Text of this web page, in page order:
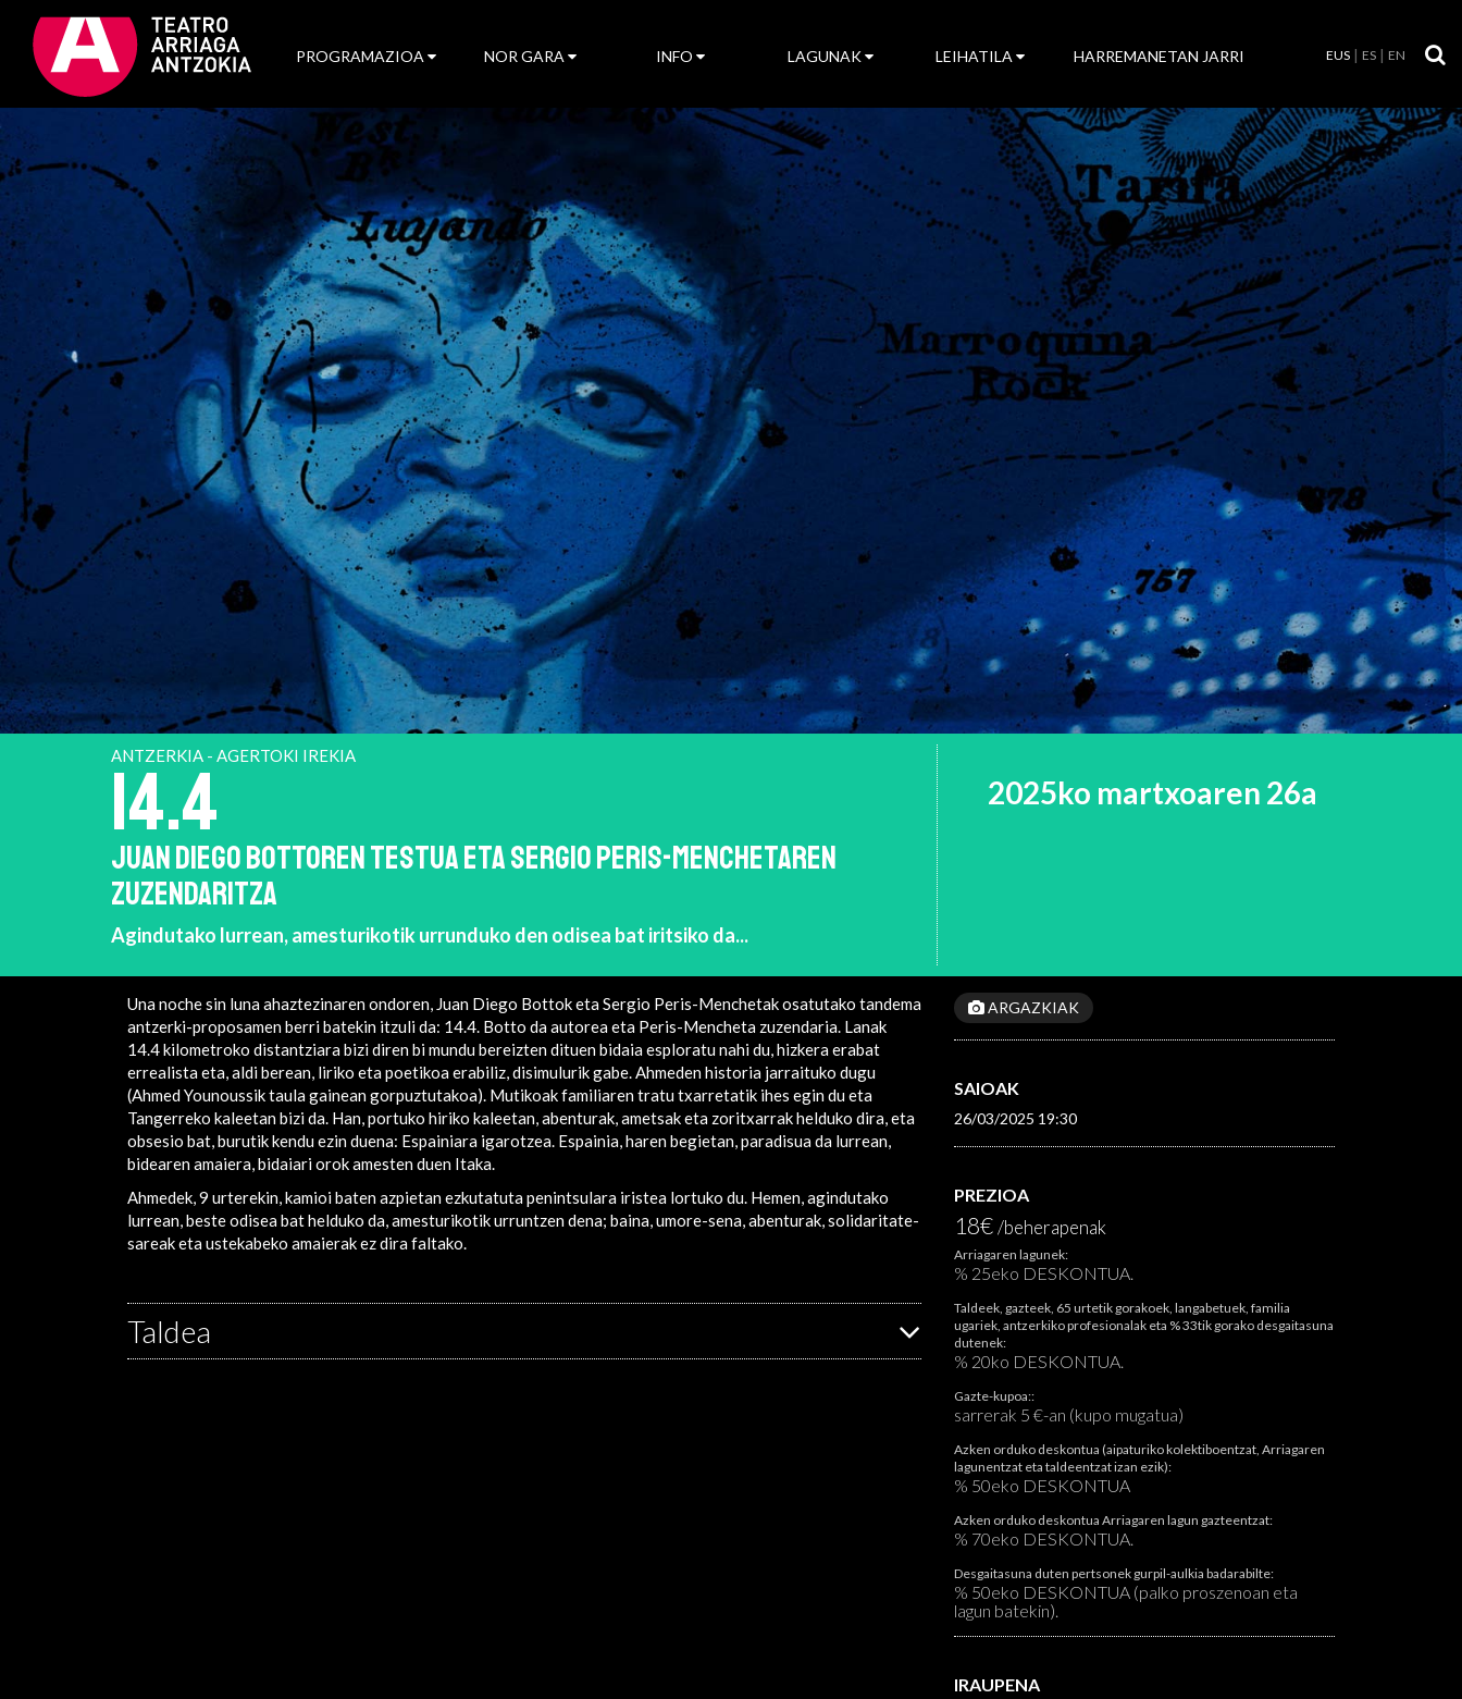
PROGRAMAZIOA NOR GARA INFO LAGUNAK LEIHATILA HARREMANETAN JARRI EUS ES EN
ANTZERKIA - AGERTOKI IREKIA
14.4
JUAN DIEGO BOTTOREN TESTUA ETA SERGIO PERIS-MENCHETAREN
ZUZENDARITZA
Agindutako lurrean, amesturikotik urrunduko den odisea bat iritsiko da...
2025ko martxoaren 26a
Una noche sin luna ahaztezinaren ondoren, Juan Diego Bottok eta Sergio Peris-Menchetak osatutako tandema
antzerki-proposamen berri batekin itzuli da: 14.4. Botto da autorea eta Peris-Mencheta zuzendaria. Lanak
14.4 kilometroko distantziara bizi diren bi mundu bereizten dituen bidaia esploratu nahi du, hizkera erabat
errealista eta, aldi berean, liriko eta poetikoa erabiliz, disimulurik gabe. Ahmeden historia jarraituko dugu
(Ahmed Younoussik taula gainean gorpuztutakoa). Mutikoak familiaren tratu txarretatik ihes egin du eta
Tangerreko kaleetan bizi da. Han, portuko hiriko kaleetan, abenturak, ametsak eta zoritxarrak helduko dira, eta
obsesio bat, burutik kendu ezin duena: Espainiara igarotzea. Espainia, haren begietan, paradisua da lurrean,
bidearen amaiera, bidaiari orok amesten duen Itaka.
Ahmedek, 9 urterekin, kamioi baten azpietan ezkutatuta penintsulara iristea lortuko du. Hemen, agindutako
lurrean, beste odisea bat helduko da, amesturikotik urruntzen dena; baina, umore-sena, abenturak, solidaritate-
sareak eta ustekabeko amaierak ez dira faltako.
Taldea
ARGAZKIAK
SAIOAK
26/03/2025 19:30
PREZIOA
18€/beherapenak
Arriagaren lagunek:
% 25eko DESKONTUA.
Taldeek, gazteek, 65 urtetik gorakoek, langabetuek, familia
ugariek, antzerkiko profesionalak eta % 33tik gorako desgaitasuna
dutenek:
% 20ko DESKONTUA.
Gazte-kupoa::
sarrerak 5 €-an (kupo mugatua)
Azken orduko deskontua (aipaturiko kolektiboentzat, Arriagaren
lagunentzat eta taldeentzat izan ezik):
% 50eko DESKONTUA
Azken orduko deskontua Arriagaren lagun gazteentzat:
% 70eko DESKONTUA.
Desgaitasuna duten pertsonek gurpil-aulkia badarabilte:
% 50eko DESKONTUA (palko proszenoan eta
lagun batekin).
IRAUPENA